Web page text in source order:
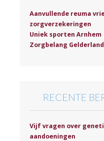
Aanvullende reuma
zorgverzekeringen
Uniek sporten Arnhem
Zorgbelang Gelderland
RECENTE
Vijf vragen over
aandoeningen